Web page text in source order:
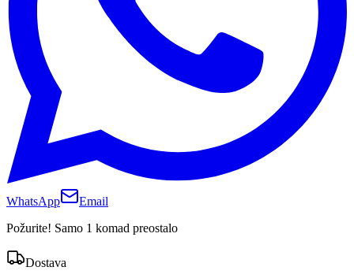
WhatsApp
Email
Požurite! Samo 1 komad preostalo
Dostava